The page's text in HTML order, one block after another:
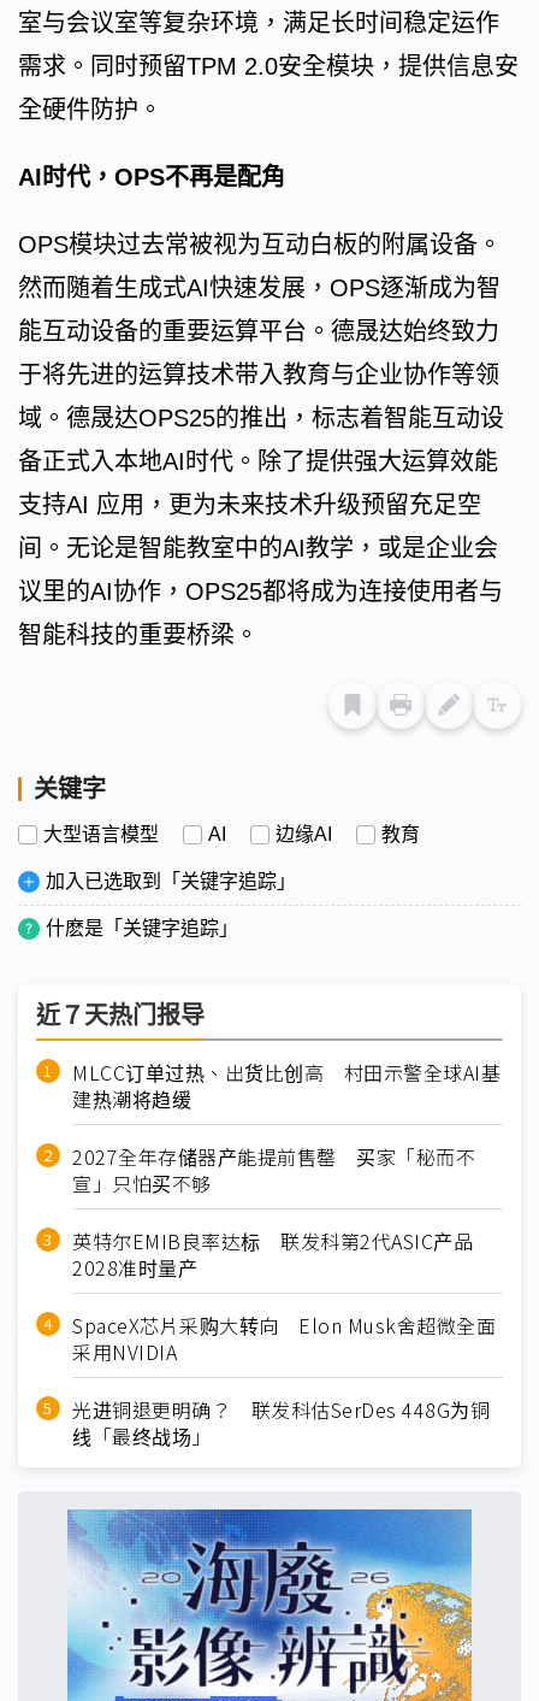
室与会议室等复杂环境，满足长时间稳定运作
需求。同时预留TPM 2.0安全模块，提供信息安
全硬件防护。
AI时代，OPS不再是配角
OPS模块过去常被视为互动白板的附属设备。
然而随着生成式AI快速发展，OPS逐渐成为智
能互动设备的重要运算平台。德晟达始终致力
于将先进的运算技术带入教育与企业协作等领
域。德晟达OPS25的推出，标志着智能互动设
备正式入本地AI时代。除了提供强大运算效能
支持AI 应用，更为未来技术升级预留充足空
间。无论是智能教室中的AI教学，或是企业会
议里的AI协作，OPS25都将成为连接使用者与
智能科技的重要桥梁。
关键字
大型语言模型 AI 边缘AI 教育
加入已选取到「关键字追踪」
什麽是「关键字追踪」
近７天热门报导
MLCC订单过热、出货比创高 村田示警全球AI基
建热潮将趋缓
2027全年存储器产能提前售罄 买家「秘而不
宣」只怕买不够
英特尔EMIB良率达标 联发科第2代ASIC产品
2028准时量产
SpaceX芯片采购大转向 Elon Musk舍超微全面
采用NVIDIA
光进铜退更明确？ 联发科估SerDes 448G为铜
线「最终战场」